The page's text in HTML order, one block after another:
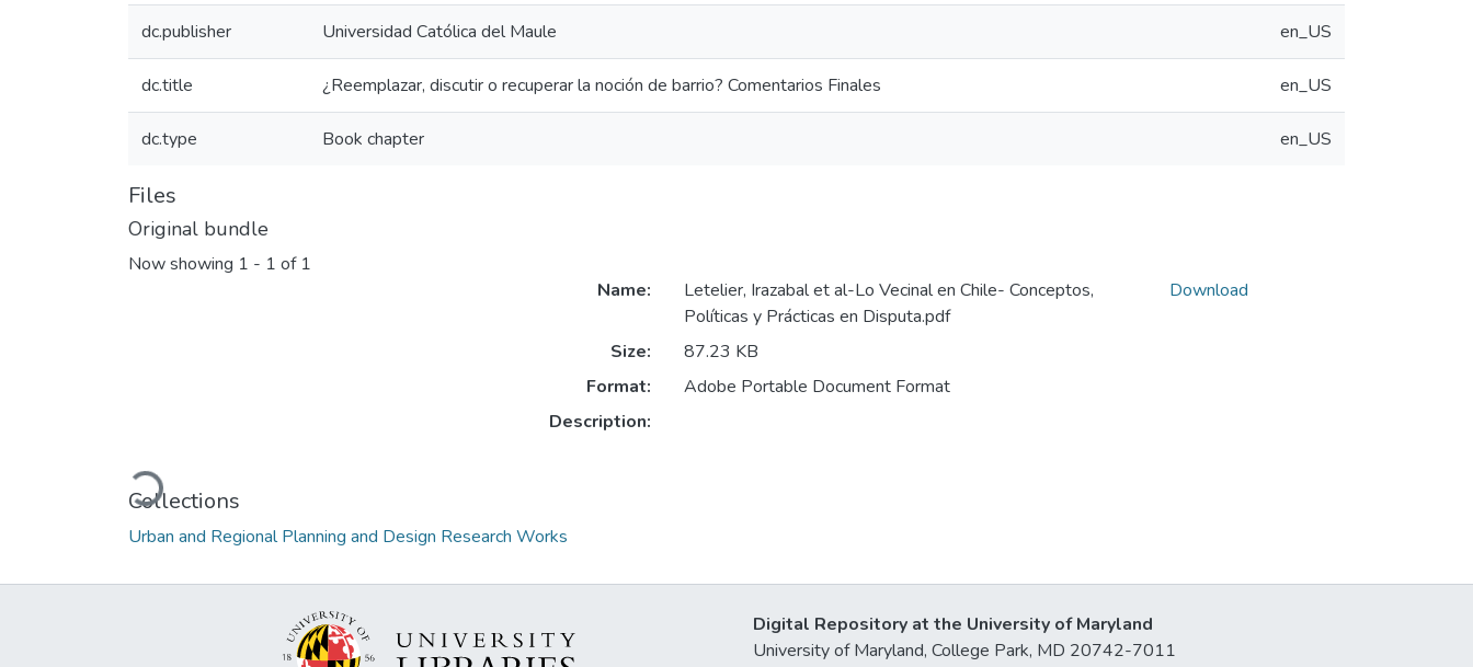
dc.publisher Universidad Católica del Maule en_US
dc.title ¿Reemplazar, discutir o recuperar la noción de barrio? Comentarios Finales en_US
dc.type Book chapter en_US
Files
Original bundle
Now showing 1 - 1 of 1
Loading...
Name:
Letelier, Irazabal et al-Lo Vecinal en Chile- Conceptos,
Políticas y Prácticas en Disputa.pdf
Size:
87.23 KB
Format:
Adobe Portable Document Format
Description:
Download
Collections
Urban and Regional Planning and Design Research Works
Digital Repository at the University of Maryland
University of Maryland, College Park, MD 20742-7011